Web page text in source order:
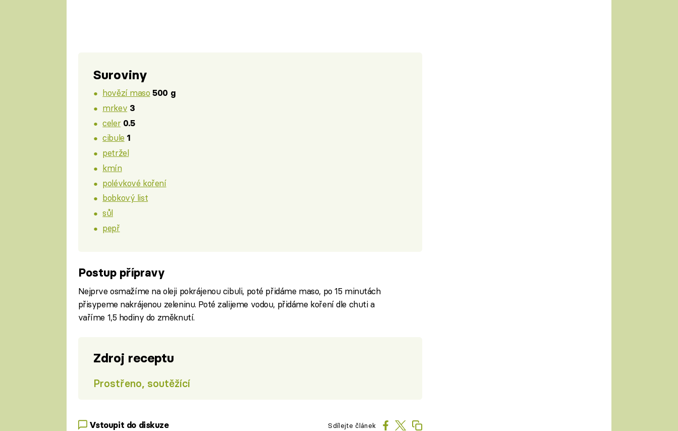
Suroviny
hovězí maso 500 g
mrkev 3
celer 0.5
cibule 1
petržel
kmín
polévkové koření
bobkový list
sůl
pepř
Postup přípravy
Nejprve osmažíme na oleji pokrájenou cibuli, poté přidáme maso, po 15 minutách
přisypeme nakrájenou zeleninu. Poté zalijeme vodou, přidáme koření dle chuti a
vaříme 1,5 hodiny do změknutí.
Zdroj receptu
Prostřeno, soutěžící
Vstoupit do diskuze Sdílejte článek